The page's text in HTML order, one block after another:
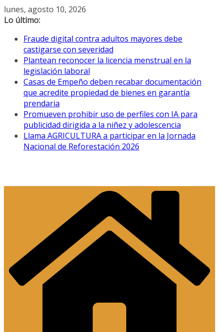
Saltar
al
lunes, agosto 10, 2026
Lo último:
Fraude digital contra adultos mayores debe
castigarse con severidad
Plantean reconocer la licencia menstrual en la
legislación laboral
Casas de Empeño deben recabar documentación
que acredite propiedad de bienes en garantía
prendaria
Promueven prohibir uso de perfiles con IA para
publicidad dirigida a la niñez y adolescencia
Llama AGRICULTURA a participar en la Jornada
Nacional de Reforestación 2026